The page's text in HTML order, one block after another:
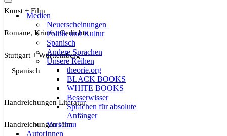
Navigationsmenü
Medien
Neuerscheinungen
Politik und Kultur
Spanisch
Andere Sprachen
Unsere Reihen
theorie.org
BLACK BOOKS
WHITE BOOKS
Besserwisser
Sprachen für absolute
Anfänger
Vorschau
AutorInnen
Kunst + Film
Romane, Krimis, Gedichte
Stuttgart + Württemberg
Spanisch
Handreichungen Literatur
Handreichungen Film